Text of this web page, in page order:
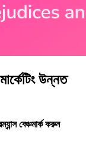
উন্নত
বেঞ্চমার্ক করুন